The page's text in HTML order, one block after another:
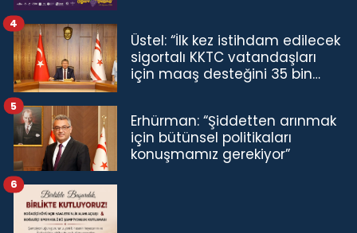
Üstel: “İlk kez istihdam edilecek
sigortalı KKTC vatandaşları
için maaş desteğini 35 bin
4
Erhürman: “Şiddetten arınmak
için bütünsel politikaları
konuşmamız gerekiyor”
5
6